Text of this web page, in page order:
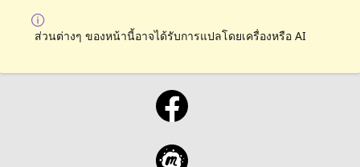
ส่วนต่างๆ ของหน้านี้อาจได้รับการแปลโดยเครื่องหรือ AI